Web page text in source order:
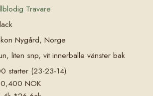
Travare
Nygård, Norge
liten snp, vit innerballe vänster bak
starter (23-23-14)
NOK